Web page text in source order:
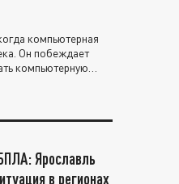
компьютерная
Он побеждает
компьютерную
Ярославль
в регионах